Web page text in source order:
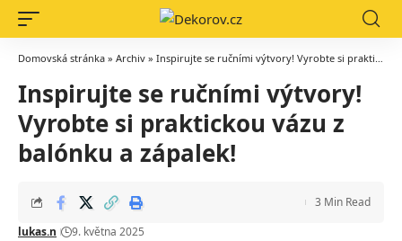
Domovská stránka » Archiv » Inspirujte se ručními výtvory! Vyrobte si praktickou vázu z balónku a zápalek!
Inspirujte se ručními výtvory!
Vyrobte si praktickou vázu z
balónku a zápalek!
lukas.n 9. května 2025
3 Min Read